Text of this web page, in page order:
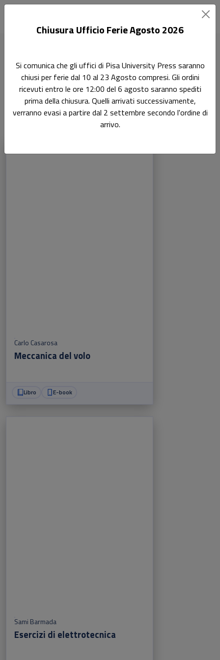
Ingegneria industriale e
dell'informazione
Carlo Casarosa
Meccanica del volo
Libro E-book
Sami Barmada
Esercizi di elettrotecnica
Chiusura Ufficio Ferie Agosto 2026
Si comunica che gli uffici di Pisa University Press saranno
chiusi per ferie dal 10 al 23 Agosto compresi. Gli ordini
ricevuti entro le ore 12:00 del 6 agosto saranno spediti
prima della chiusura. Quelli arrivati successivamente,
verranno evasi a partire dal 2 settembre secondo l'ordine di
arrivo.